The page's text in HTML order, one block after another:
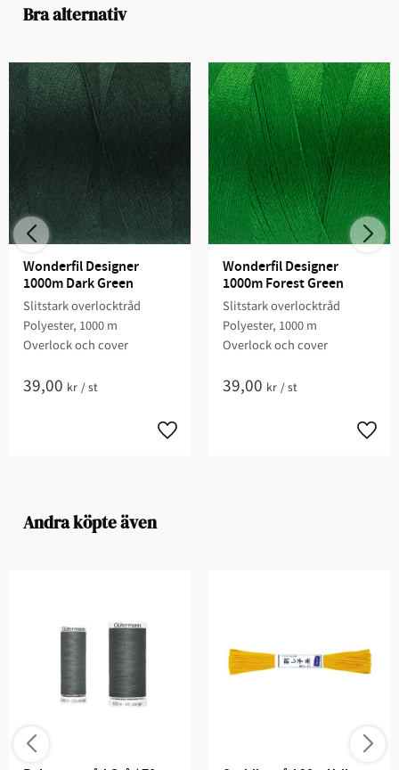
Bra alternativ
Wonderfil Designer
1000m Dark Green
Slitstark overlocktråd
Polyester, 1000 m
Overlock och cover
39,00 kr /st
Wonderfil Designer
1000m Forest Green
Slitstark overlocktråd
Polyester, 1000 m
Overlock och cover
39,00 kr /st
Andra köpte även